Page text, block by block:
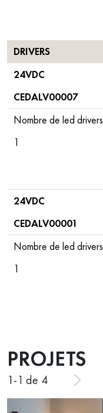
DRIVERS
24VDC
CEDALV00007
Nombre de led drivers
1
24VDC
CEDALV00001
Nombre de led drivers
1
PROJETS
1-1 de 4